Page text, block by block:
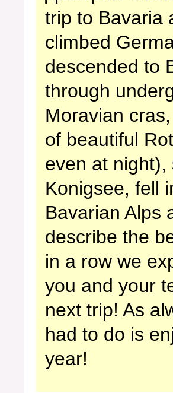
trip to Bavaria
climbed
descended to
through
Moravian
of beautiful
even at
Konigsee, fell
Bavarian Alps
describe the
in a row we
you and your
next trip! As
had to do is
year!